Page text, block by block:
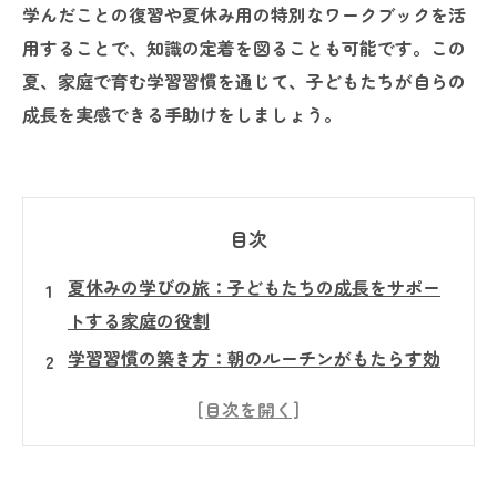
学んだことの復習や夏休み用の特別なワークブックを活
用することで、知識の定着を図ることも可能です。この
夏、家庭で育む学習習慣を通じて、子どもたちが自らの
成長を実感できる手助けをしましょう。
目次
夏休みの学びの旅：子どもたちの成長をサポー
トする家庭の役割
学習習慣の築き方：朝のルーチンがもたらす効